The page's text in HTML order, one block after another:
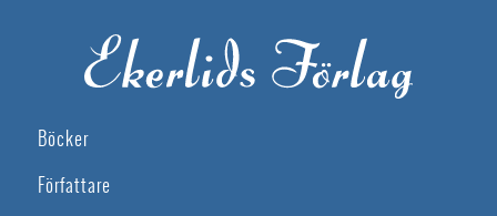
Böcker
Författare